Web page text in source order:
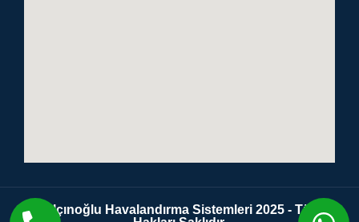
Yalçınoğlu Havalandırma Sistemleri 2025 - Tüm